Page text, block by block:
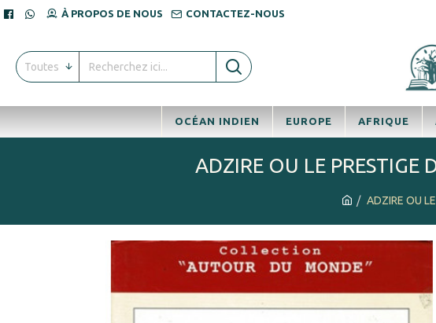
À PROPOS DE NOUS CONTACTEZ-NOUS
Toutes
OCÉAN INDIEN EUROPE AFRIQUE
ADZIRE OU
ADZIRE OU LE